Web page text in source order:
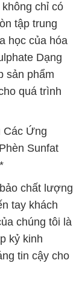
chỉ có
tập trung
học của hóa
Dạng
sản phẩm
quá trình
Các Ứng
Sunfat
chất lượng
tay khách
chúng tôi là
kỷ kinh
tin cậy cho